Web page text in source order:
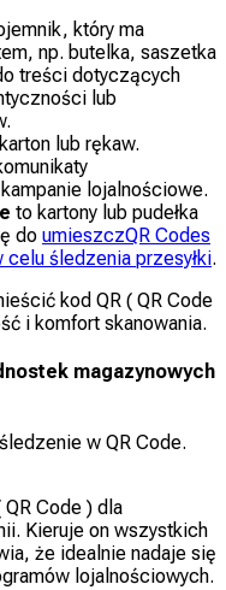
który ma
np. butelka, saszetka
treści dotyczących
lub
lub rękaw.
lojalnościowe.
to kartony lub pudełka
do umieszczQR Codes
celu śledzenia przesyłki.
kod QR ( QR Code
i komfort skanowania.
magazynowych
w QR Code.
QR Code ) dla
Kieruje on wszystkich
że idealnie nadaje się
lojalnościowych.